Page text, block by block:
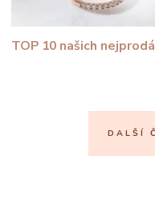
TOP 10 našich
DALŠÍ